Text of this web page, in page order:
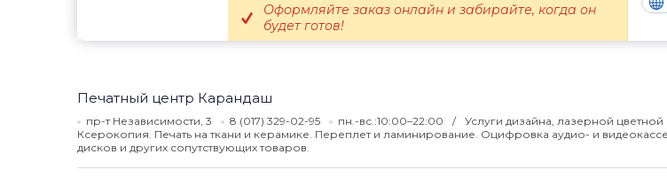
Оформляйте заказ онлайн и забирайте, когда он
будет готов!
Печатный центр Карандаш
пр-т Независимости, 3 8 (017) 329-02-95 пн.-вс.:10:00–22:00
Услуги дизайна, лазерной
Ксерокопия. Печать на ткани и керамике. Переплет и ламинирование. Оцифровка аудио- и
дисков и других сопутствующих товаров.